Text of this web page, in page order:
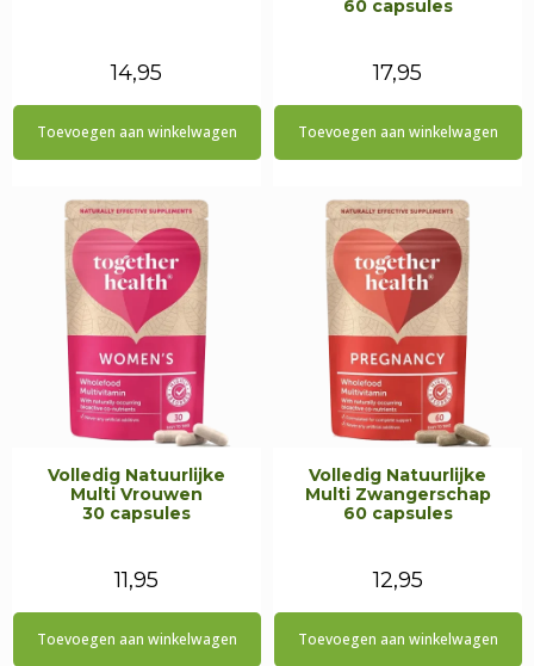
14,95
Toevoegen aan winkelwagen
60 capsules
17,95
Toevoegen aan winkelwagen
Volledig Natuurlijke
Multi Vrouwen
30 capsules
11,95
Toevoegen aan winkelwagen
Volledig Natuurlijke
Multi Zwangerschap
60 capsules
12,95
Toevoegen aan winkelwagen